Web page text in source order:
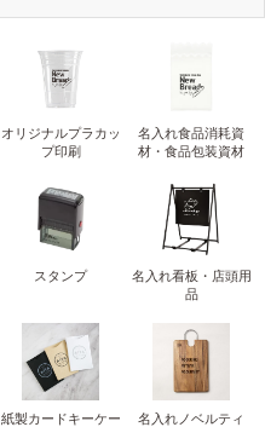
オリジナルプラカッ
プ印刷
名入れ食品消耗資
材・食品包装資材
スタンプ
名入れ看板・店頭用
品
紙製カードキーケー
名入れノベルティ